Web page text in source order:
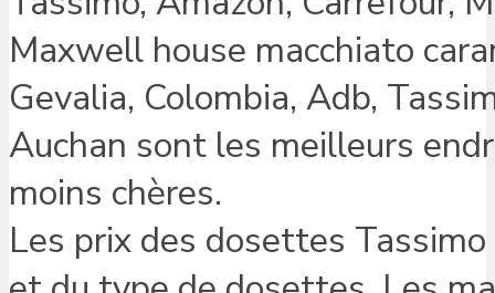
Maxwell house macchiato
Gevalia, Colombia, Adb,
Auchan sont les meilleurs
moins chères.
Les prix des dosettes